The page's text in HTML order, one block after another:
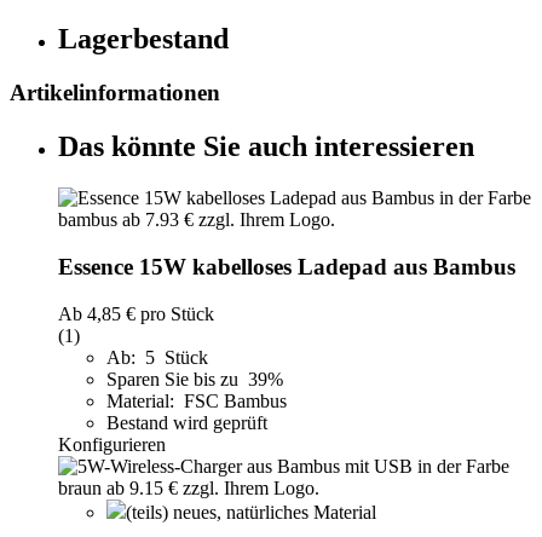
Lagerbestand
Artikelinformationen
Das könnte Sie auch interessieren
Essence 15W kabelloses Ladepad aus Bambus
Ab 4,85 € pro Stück
(1)
Ab: 5 Stück
Sparen Sie bis zu 39%
Material: FSC Bambus
Bestand wird geprüft
Konfigurieren
(teils) neues, natürliches Material